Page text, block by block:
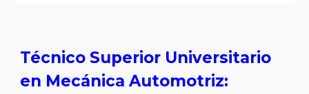
Técnico Superior Universitario
en Mecánica Automotriz: